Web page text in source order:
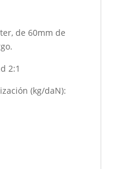
de 60mm de
2:1
(kg/daN):